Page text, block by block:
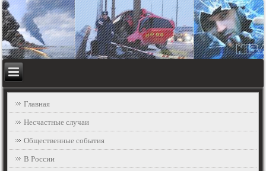
Главная
Несчастные случаи
Общественные события
В России